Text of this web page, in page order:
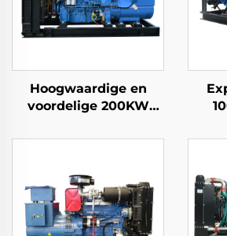
Hoogwaardige en
voordelige 200KW
dieselgeneratorset